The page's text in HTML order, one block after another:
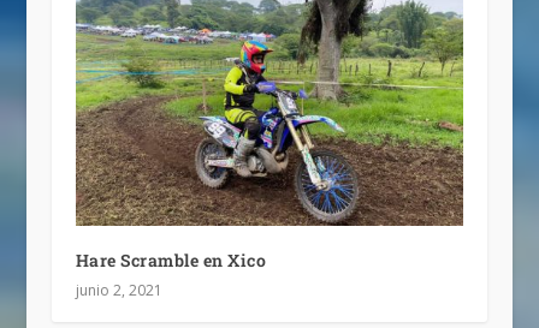
Hare Scramble en Xico
junio 2, 2021